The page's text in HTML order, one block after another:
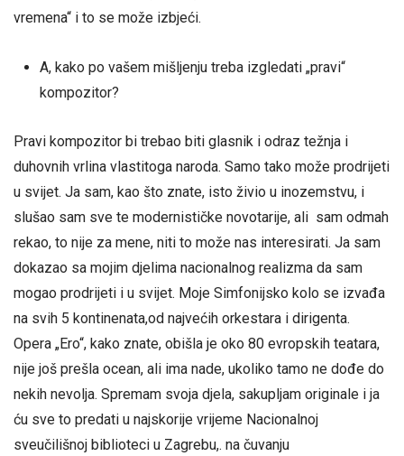
vremena“ i to se može izbjeći.
A, kako po vašem mišljenju treba izgledati „pravi“
kompozitor?
Pravi kompozitor bi trebao biti glasnik i odraz težnja i
duhovnih vrlina vlastitoga naroda. Samo tako može prodrijeti
u svijet. Ja sam, kao što znate, isto živio u inozemstvu, i
slušao sam sve te modernističke novotarije, ali sam odmah
rekao, to nije za mene, niti to može nas interesirati. Ja sam
dokazao sa mojim djelima nacionalnog realizma da sam
mogao prodrijeti i u svijet. Moje Simfonijsko kolo se izvađa
na svih 5 kontinenata,od najvećih orkestara i dirigenta.
Opera „Ero“, kako znate, obišla je oko 80 evropskih teatara,
nije još prešla ocean, ali ima nade, ukoliko tamo ne dođe do
nekih nevolja. Spremam svoja djela, sakupljam originale i ja
ću sve to predati u najskorije vrijeme Nacionalnoj
sveučilišnoj biblioteci u Zagrebu,. na čuvanju